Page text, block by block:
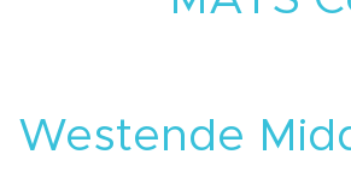
Westende